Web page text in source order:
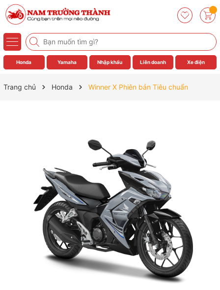
Honda Yamaha Nhập khẩu Liên doanh Xe điện
Trang chủ Honda Winner X Phiên bản Tiêu chuẩn